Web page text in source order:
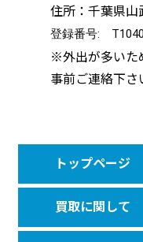
住所：千葉県
登録番号:
※外出が多いた
事前ご連絡下さ
トップページ
買取に関して